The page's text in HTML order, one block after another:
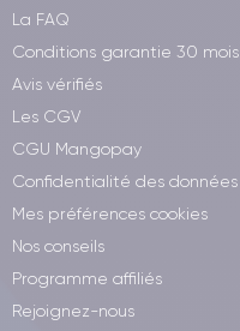
La FAQ
Conditions garantie 30 mois
Avis vérifiés
Les CGV
CGU Mangopay
Confidentialité des données
Mes préférences cookies
Nos conseils
Programme affiliés
Rejoignez-nous